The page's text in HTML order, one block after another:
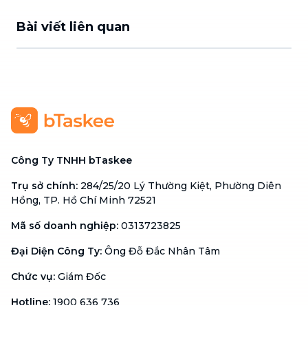
Bài viết liên quan
Công Ty TNHH bTaskee
Trụ sở chính: 284/25/20 Lý Thường Kiệt, Phường Diên
Hồng, TP. Hồ Chí Minh 72521
Mã số doanh nghiệp: 0313723825
Đại Diện Công Ty: Ông Đỗ Đắc Nhân Tâm
Chức vụ: Giám Đốc
Hotline: 1900 636 736